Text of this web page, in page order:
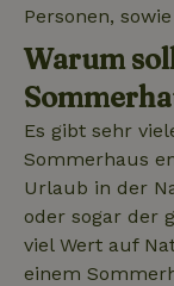
Personen,
Warum
Es gibt sehr
Sommerhaus
Urlaub in der
oder sogar der
viel Wert auf
einem
create-
_nhft_open-